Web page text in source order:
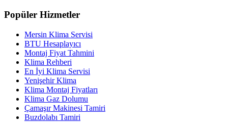
Popüler Hizmetler
Mersin Klima Servisi
BTU Hesaplayıcı
Montaj Fiyat Tahmini
Klima Rehberi
En İyi Klima Servisi
Yenişehir Klima
Klima Montaj Fiyatları
Klima Gaz Dolumu
Çamaşır Makinesi Tamiri
Buzdolabı Tamiri